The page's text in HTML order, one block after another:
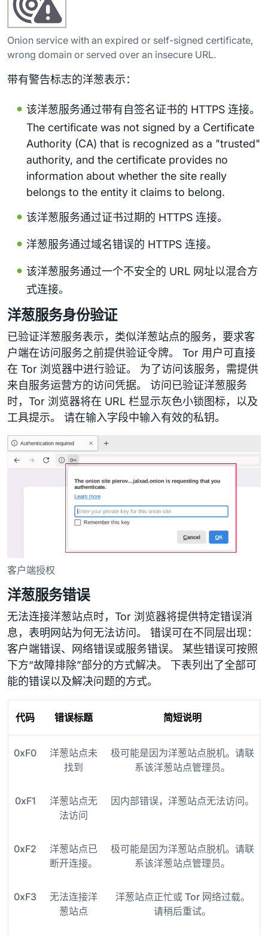
Onion service with an expired or self-signed certificate,
wrong domain or served over an insecure URL.
带有警告标志的洋葱表示：
该洋葱服务通过带有自签名证书的 HTTPS 连接。
The certificate was not signed by a Certificate
Authority (CA) that is recognized as a "trusted"
authority, and the certificate provides no
information about whether the site really
belongs to the entity it claims to belong.
该洋葱服务通过证书过期的 HTTPS 连接。
洋葱服务通过域名错误的 HTTPS 连接。
该洋葱服务通过一个不安全的 URL 网址以混合方
式连接。
洋葱服务身份验证
已验证洋葱服务表示，类似洋葱站点的服务，要求客
户端在访问服务之前提供验证令牌。 Tor 用户可直接
在 Tor 浏览器中进行验证。 为了访问该服务，需提供
来自服务运营方的访问凭据。 访问已验证洋葱服务
时，Tor 浏览器将在 URL 栏显示灰色小锁图标，以及
工具提示。 请在输入字段中输入有效的私钥。
客户端授权
洋葱服务错误
无法连接洋葱站点时，Tor 浏览器将提供特定错误消
息，表明网站为何无法访问。 错误可在不同层出现：
客户端错误、网络错误或服务错误。 某些错误可按照
下方“故障排除”部分的方式解决。 下表列出了全部可
能的错误以及解决问题的方式。
代码 错误标题 简短说明
0xF0
洋葱站点未
找到
极可能是因为洋葱站点脱机。请联
系该洋葱站点管理员。
0xF1
洋葱站点无
法访问
因内部错误，洋葱站点无法访问。
0xF2
洋葱站点已
断开连接。
极可能是因为洋葱站点脱机。请联
系该洋葱站点管理员。
0xF3
无法连接洋
葱站点
洋葱站点正忙或 Tor 网络过载。
请稍后重试。